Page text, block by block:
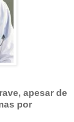
apesar de
por